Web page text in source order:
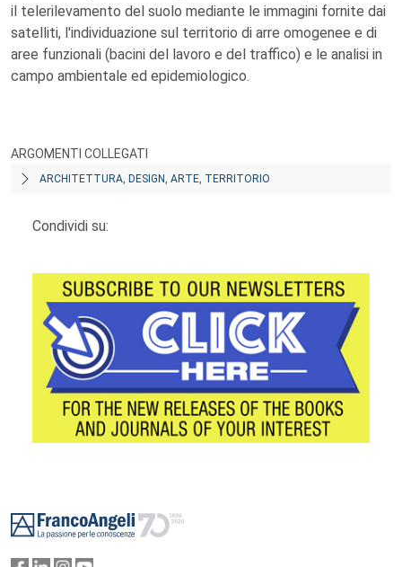
il telerilevamento del suolo mediante le immagini fornite dai
satelliti, l'individuazione sul territorio di arre omogenee e di
aree funzionali (bacini del lavoro e del traffico) e le analisi in
campo ambientale ed epidemiologico.
ARGOMENTI COLLEGATI
ARCHITETTURA, DESIGN, ARTE, TERRITORIO
Condividi su: